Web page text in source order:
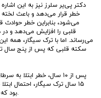
دکتر پی‌یر سلرز نیز به این
خطر قرار می‌دهد و باعث
می‌شود، بنابراین خطر حوادث
قلبی را افزایش می‌دهد و
می‌رساند. اما با ترک سیگار، همه
سکته قلبی که پس از پنج سال
پس از ۱۰ سال، خطر
۱۵ سال ترک سیگار، احتمال
بود که برای هر فرد غیرسیگاری دیگر وجود دارد.